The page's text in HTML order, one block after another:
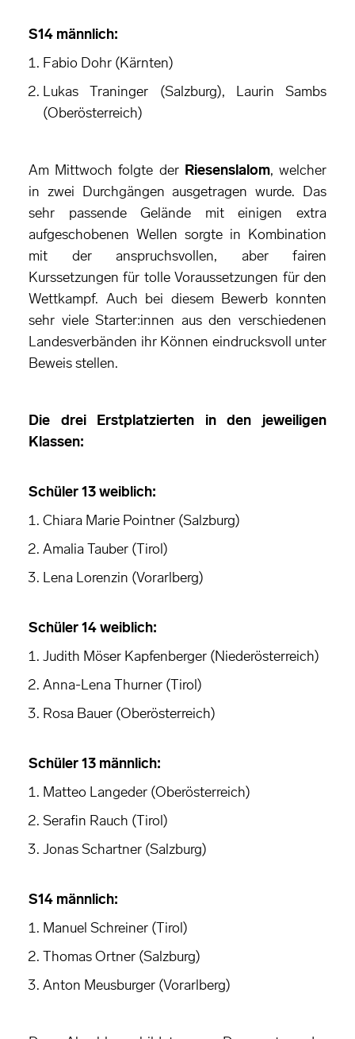
S14 männlich:
Fabio Dohr (Kärnten)
Lukas Traninger (Salzburg), Laurin Sambs
(Oberösterreich)
Am Mittwoch folgte der Riesenslalom, welcher
in zwei Durchgängen ausgetragen wurde. Das
sehr passende Gelände mit einigen extra
aufgeschobenen Wellen sorgte in Kombination
mit der anspruchsvollen, aber fairen
Kurssetzungen für tolle Voraussetzungen für den
Wettkampf. Auch bei diesem Bewerb konnten
sehr viele Starter:innen aus den verschiedenen
Landesverbänden ihr Können eindrucksvoll unter
Beweis stellen.
Die drei Erstplatzierten in den jeweiligen
Klassen:
Schüler 13 weiblich:
Chiara Marie Pointner (Salzburg)
Amalia Tauber (Tirol)
Lena Lorenzin (Vorarlberg)
Schüler 14 weiblich:
Judith Möser Kapfenberger (Niederösterreich)
Anna-Lena Thurner (Tirol)
Rosa Bauer (Oberösterreich)
Schüler 13 männlich:
Matteo Langeder (Oberösterreich)
Serafin Rauch (Tirol)
Jonas Schartner (Salzburg)
S14 männlich:
Manuel Schreiner (Tirol)
Thomas Ortner (Salzburg)
Anton Meusburger (Vorarlberg)